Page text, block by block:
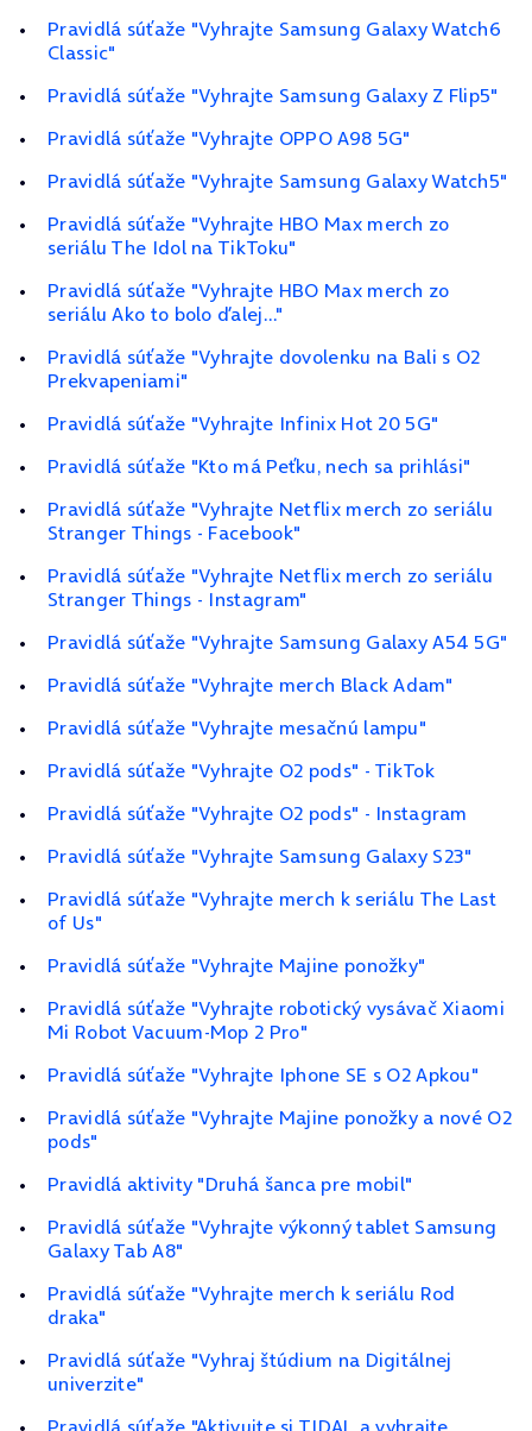
Pravidlá súťaže "Vyhrajte Samsung Galaxy Watch6
Classic"
Pravidlá súťaže "Vyhrajte Samsung Galaxy Z Flip5"
Pravidlá súťaže "Vyhrajte OPPO A98 5G"
Pravidlá súťaže "Vyhrajte Samsung Galaxy Watch5"
Pravidlá súťaže "Vyhrajte HBO Max merch zo
seriálu The Idol na TikToku"
Pravidlá súťaže "Vyhrajte HBO Max merch zo
seriálu Ako to bolo ďalej..."
Pravidlá súťaže "Vyhrajte dovolenku na Bali s O2
Prekvapeniami"
Pravidlá súťaže "Vyhrajte Infinix Hot 20 5G"
Pravidlá súťaže "Kto má Peťku, nech sa prihlási"
Pravidlá súťaže "Vyhrajte Netflix merch zo seriálu
Stranger Things - Facebook"
Pravidlá súťaže "Vyhrajte Netflix merch zo seriálu
Stranger Things - Instagram"
Pravidlá súťaže "Vyhrajte Samsung Galaxy A54 5G"
Pravidlá súťaže "Vyhrajte merch Black Adam"
Pravidlá súťaže "Vyhrajte mesačnú lampu"
Pravidlá súťaže "Vyhrajte O2 pods" - TikTok
Pravidlá súťaže "Vyhrajte O2 pods" - Instagram
Pravidlá súťaže "Vyhrajte Samsung Galaxy S23"
Pravidlá súťaže "Vyhrajte merch k seriálu The Last
of Us"
Pravidlá súťaže "Vyhrajte Majine ponožky"
Pravidlá súťaže "Vyhrajte robotický vysávač Xiaomi
Mi Robot Vacuum‑Mop 2 Pro"
Pravidlá súťaže "Vyhrajte Iphone SE s O2 Apkou"
Pravidlá súťaže "Vyhrajte Majine ponožky a nové O2
pods"
Pravidlá aktivity "Druhá šanca pre mobil"
Pravidlá súťaže "Vyhrajte výkonný tablet Samsung
Galaxy Tab A8"
Pravidlá súťaže "Vyhrajte merch k seriálu Rod
draka"
Pravidlá súťaže "Vyhraj štúdium na Digitálnej
univerzite"